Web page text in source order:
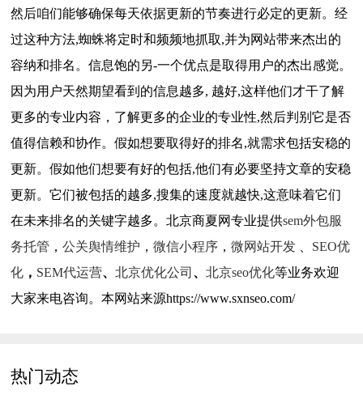
然后咱们能够确保每天依据更新的节奏进行必定的更新。经
过这种方法,蜘蛛将定时和频频地抓取,并为网站带来杰出的
容纳和排名。信息饱的另-一个优点是取得用户的杰出感觉。
因为用户天然期望看到的信息越多, 越好,这样他们才干了解
更多的专业内容，了解更多的企业的专业性,然后判别它是否
值得信赖和协作。假如想要取得好的排名,就需求包括安稳的
更新。假如他们想要有好的包括,他们有必要坚持文章的安稳
更新。它们被包括的越多,搜集的速度就越快,这意味着它们
在未来排名的关键字越多。北京商夏网专业提供sem外包服
务托管 ，公关舆情维护 ，微信小程序 ，微网站开发
SEO优
化 ， SEM代运营、北京优化公司 、北京seo优化等业务欢迎
大家来电咨询。本网站来源https://www.sxnseo.com/
热门动态